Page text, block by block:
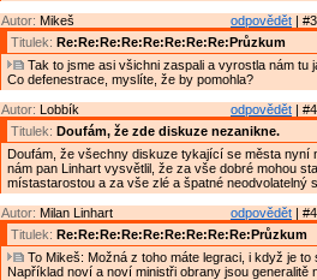
odpovědět |
Autor: Mikeš
Titulek: Re:Re:Re:Re:Re:Re:Re:Re:Průzkum
Tak to jsme asi všichni zaspali a vyrostla nám tu
Co defenestrace, myslíte, že by pomohla?
odpovědět |
Autor: Lobbík
Titulek: Doufám, že zde diskuze nezanikne.
Doufám, že všechny diskuze tykající se města nyní
nám pan Linhart vysvětlil, že za vše dobré mohou
místastarostou a za vše zlé a špatné neodvolatelný
odpovědět |
Autor: Milan Linhart
Titulek: Re:Re:Re:Re:Re:Re:Re:Re:Re:Průzkum
To Mikeš: Možná z toho máte legraci, i když je to
Například noví a noví ministři obrany jsou generalitě